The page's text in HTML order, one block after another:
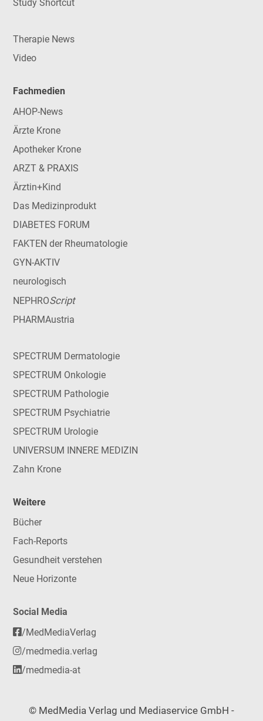
Study Shortcut
Therapie News
Video
Fachmedien
AHOP-News
Ärzte Krone
Apotheker Krone
ARZT & PRAXIS
Ärztin+Kind
Das Medizinprodukt
DIABETES FORUM
FAKTEN der Rheumatologie
GYN-AKTIV
neurologisch
NEPHROScript
PHARMAustria
SPECTRUM Dermatologie
SPECTRUM Onkologie
SPECTRUM Pathologie
SPECTRUM Psychiatrie
SPECTRUM Urologie
UNIVERSUM INNERE MEDIZIN
Zahn Krone
Weitere
Bücher
Fach-Reports
Gesundheit verstehen
Neue Horizonte
Social Media
/MedMediaVerlag
/medmedia.verlag
/medmedia-at
© MedMedia Verlag und Mediaservice GmbH -